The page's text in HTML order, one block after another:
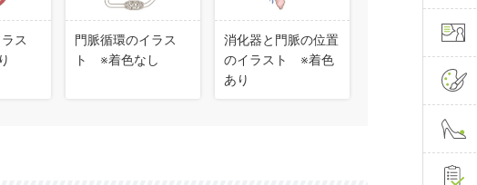
ス
門脈循環のイラス
ト ※着色なし
消化器と門脈の位置
のイラスト ※着色
あり